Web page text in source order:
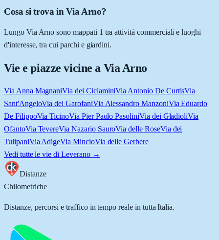
Cosa si trova in Via Arno?
Lungo Via Arno sono mappati 1 tra attività commerciali e luoghi
d'interesse, tra cui parchi e giardini.
Vie e piazze vicine a Via Arno
Via Anna MagnaniVia dei CiclaminiVia Antonio De CurtisVia
Sant'AngeloVia dei GarofaniVia Alessandro ManzoniVia Eduardo
De FilippoVia TicinoVia Pier Paolo PasoliniVia dei GladioliVia
OfantoVia TevereVia Nazario SauroVia delle RoseVia dei
TulipaniVia AdigeVia MincioVia delle Gerbere
Vedi tutte le vie di Leverano→
Distanze
Chilometriche
Distanze, percorsi e traffico in tempo reale in tutta Italia.